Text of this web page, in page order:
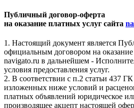
Публичный договор-оферта
на оказание платных услуг сайта
1. Настоящий документ является
официальным договором на оказание
navigato.ru в дальнейшем -
условия предоставления услуг.
2. В соответствии с п.2 статьи 437
изложенных ниже условий и
платных объявлений юридическое
производящее акцепт настоящей